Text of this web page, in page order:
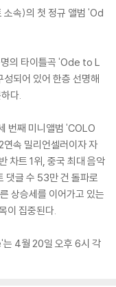
속)의 첫 정규 앨범 'Od
의 타이틀곡 'Ode to L
되어 있어 한층 선명해
다.
번째 미니앨범 'COLO
속 밀리언셀러이자 자
차트 1위, 중국 최대 음악
댓글 수 53만 건 돌파로
상승세를 이어가고 있는
이 집중된다.
4월 20일 오후 6시 각